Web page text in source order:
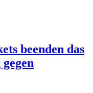
beenden das